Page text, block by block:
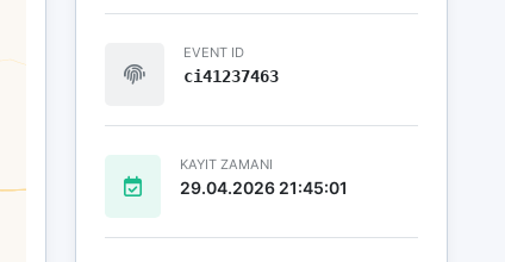
EVENT ID
ci41237463
KAYIT ZAMANI
29.04.2026 21:45:01